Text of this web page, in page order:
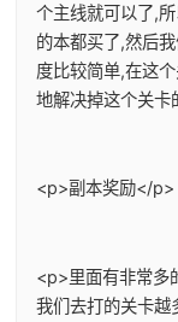
个主线就可以了,
的本都买了,然后
度比较简单,在这
地解决掉这个关卡
<p>副本奖励</p>
<p>里面有非常多
我们去打的关卡越